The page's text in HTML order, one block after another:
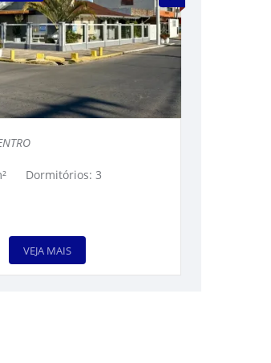
Dormitórios: 3
VEJA MAIS